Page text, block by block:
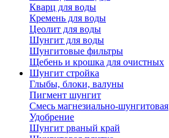
Кварц для воды
Кремень для воды
Цеолит для воды
Шунгит для воды
Шунгитовые фильтры
Щебень и крошка для очистных
Шунгит стройка
Глыбы, блоки, валуны
Пигмент шунгит
Смесь магнезиально-шунгитовая
Удобрение
Шунгит рваный край